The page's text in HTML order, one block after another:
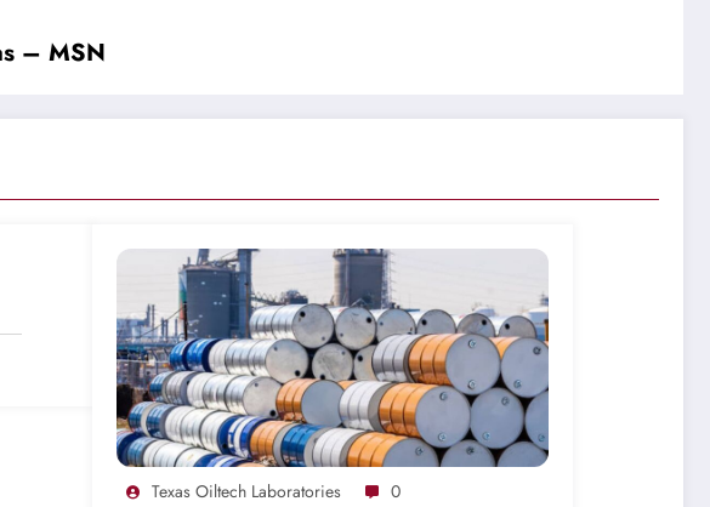
– MSN
Texas Oiltech Laboratories 0